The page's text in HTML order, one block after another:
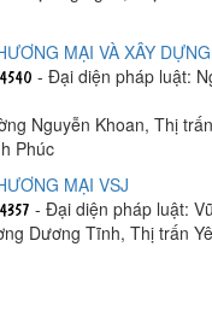
MẠI VÀ XÂY
- Đại diện pháp luật:
Nguyễn Khoan, Thị
Phúc
MẠI VSJ
- Đại diện pháp luật:
Dương Tĩnh, Thị trấn